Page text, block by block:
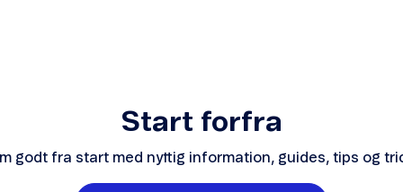
Start forfra
godt fra start med nyttig information, guides, tips og